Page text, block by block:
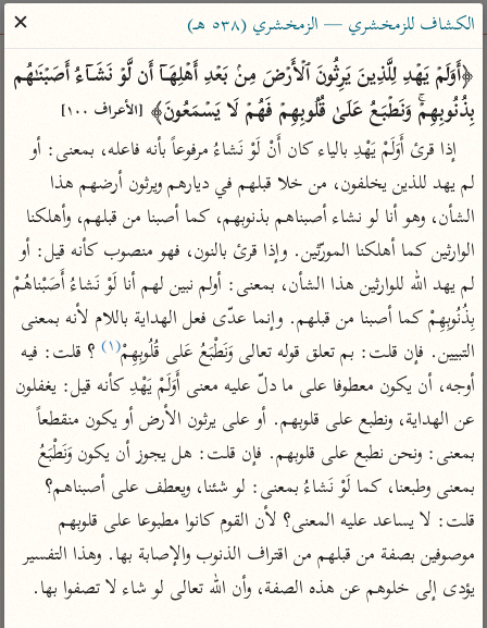
ساهم معنا في نشر القرآن والعلم الشرعي
الباحث القرآني
بحث تفسير علوم مصاحف معاجم
Type 2 or more characters for results.
Type 1 or more
characters for results.
أمّهات
تفسير الطبري
تفسير ابن كثير
تفسير القرطبي
تفسير البغوي
جمع الأقوال
تفسير ابن الجوزي
تفسير الماوردي
عامّة
فتح البيان للقنوجي
فتح القدير للشوكاني
تفسير ابن جزي
موسوعات
تفسير الآلوسي
تفسير الرازي
معاصرة
الميسر
المختصر في
التفسير
تفسير السعدي
أيسر التفاسير
القرآن – تدبر وعمل
تفسير ابن عثيمين
مركَّزة العبارة
الكشاف للزمخشري — الزمخشري (٥٣٨ هـ)
✕
بِذُنُوبِهِمۡۚ وَنَطۡبَعُ عَلَىٰ قُلُوبِهِمۡ فَهُمۡ لَا یَسۡمَعُونَ﴾ [الأعراف ١٠٠]
إذا قرئ أَوَلَمْ يَهْدِ بالياء كان أَنْ لَوْ نَشاءُ مرفوعاً بأنه فاعله، بمعنى: أو
الوارثين كما أهلكنا المورّثين. وإذا قرئ بالنون، فهو منصوب كأنه قيل: أو
التبيين. فإن قلت: بم تعلق قوله تعالى وَنَطْبَعُ عَلى قُلُوبِهِمْ(١)
عن الهداية، ونطبع على قلوبهم. أو على يرثون الأرض أو يكون منقطعاً
موصوفين بصفة من قبلهم من اقتراف الذنوب والإصابة بها. وهذا التفسير
يؤدى إلى خلوهم عن هذه الصفة، وأن الله تعالى لو شاء لا تصفوا بها.